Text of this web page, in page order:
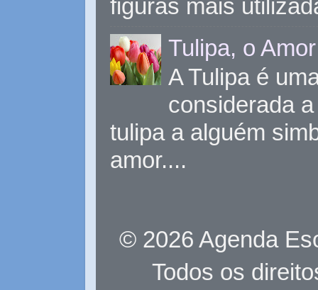
figuras mais
Tulipa, o
A Tulipa é
considerada
tulipa a alguém
amor....
© 2026 Agenda
Todos os